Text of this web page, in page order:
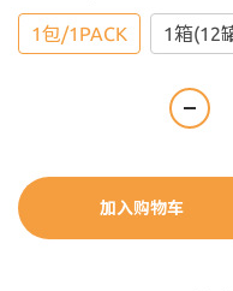
1包/1PACK 1箱(12
加入购物车